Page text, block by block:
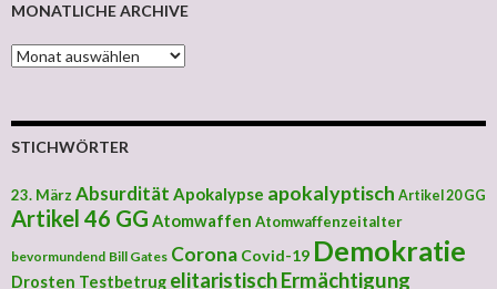
MONATLICHE ARCHIVE
MONATLICHE ARCHIVE
STICHWÖRTER
23. März Absurdität Apokalypse apokalyptisch Artikel 20 GG
Artikel 46 GG Atomwaffen Atomwaffenzeitalter
bevormundend Bill Gates Corona Covid-19 Demokratie
Drosten Testbetrug elitaristischErmächtigung